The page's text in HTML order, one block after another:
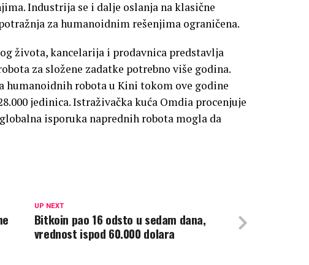
Industrija se i dalje oslanja na klasične
za humanoidnim rešenjima ograničena.
života, kancelarija i prodavnica predstavlja
za složene zadatke potrebno više godina.
humanoidnih robota u Kini tokom ove godine
jedinica. Istraživačka kuća Omdia procenjuje
isporuka naprednih robota mogla da
UP NEXT
Bitkoin pao 16 odsto u sedam dana,
vrednost ispod 60.000 dolara